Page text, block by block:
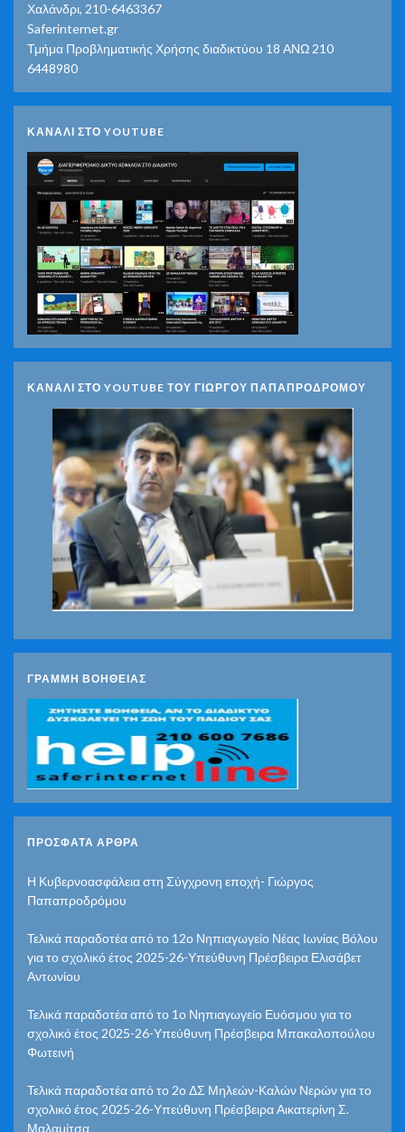
Χαλάνδρι, 210-6463367
Saferinternet.gr
Τμήμα Προβληματικής Χρήσης διαδικτύου 18 ΑΝΩ 210
6448980
ΚΑΝΑΛΙ ΣΤΟ YOUTUBE
ΚΑΝΑΛΙ ΣΤΟ YOUTUBE ΤΟΥ ΓΙΩΡΓΟΥ ΠΑΠΑΠΡΟΔΡΟΜΟΥ
ΓΡΑΜΜΗ ΒΟΗΘΕΙΑΣ
ΠΡΌΣΦΑΤΑ ΆΡΘΡΑ
Η Κυβερνοασφάλεια στη Σύγχρονη εποχή- Γιώργος
Παπαπροδρόμου
Τελικά παραδοτέα από το 12ο Νηπιαγωγείο Νέας Ιωνίας Βόλου
για το σχολικό έτος 2025-26-Υπεύθυνη Πρέσβειρα Ελισάβετ
Αντωνίου
Τελικά παραδοτέα από το 1ο Νηπιαγωγείο Ευόσμου για το
σχολικό έτος 2025-26-Υπεύθυνη Πρέσβειρα Μπακαλοπούλου
Φωτεινή
Τελικά παραδοτέα από το 2ο ΔΣ Μηλεών-Καλών Νερών για το
σχολικό έτος 2025-26-Υπεύθυνη Πρέσβειρα Αικατερίνη Σ.
Μαλαμίτσα